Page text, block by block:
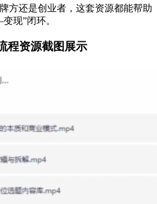
方还是创业者，这套资源都能帮助
现”闭环。
程资源截图展示